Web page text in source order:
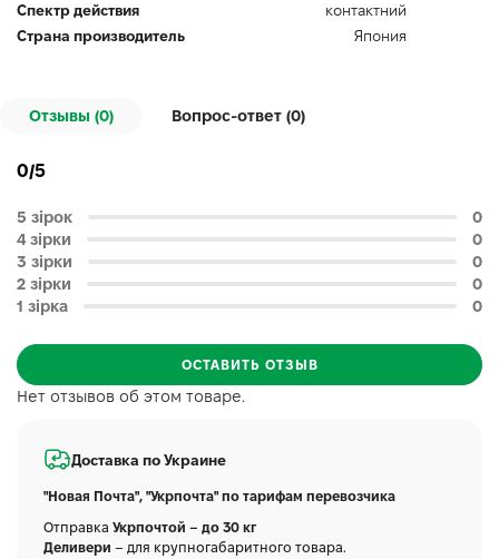
Спектр действия
контактний
Страна производитель
Япония
Отзывы (0) Вопрос-ответ (0)
Нет отзывов об этом товаре.
0/5
5 зірок
0
4 зірки
0
3 зірки
0
2 зірки
0
1 зірка
0
ОСТАВИТЬ ОТЗЫВ
Доставка по Украине
"Новая Почта", "Укрпочта" по тарифам перевозчика
Отправка Укрпочтой – до 30 кг
Деливери – для крупногабаритного товара.